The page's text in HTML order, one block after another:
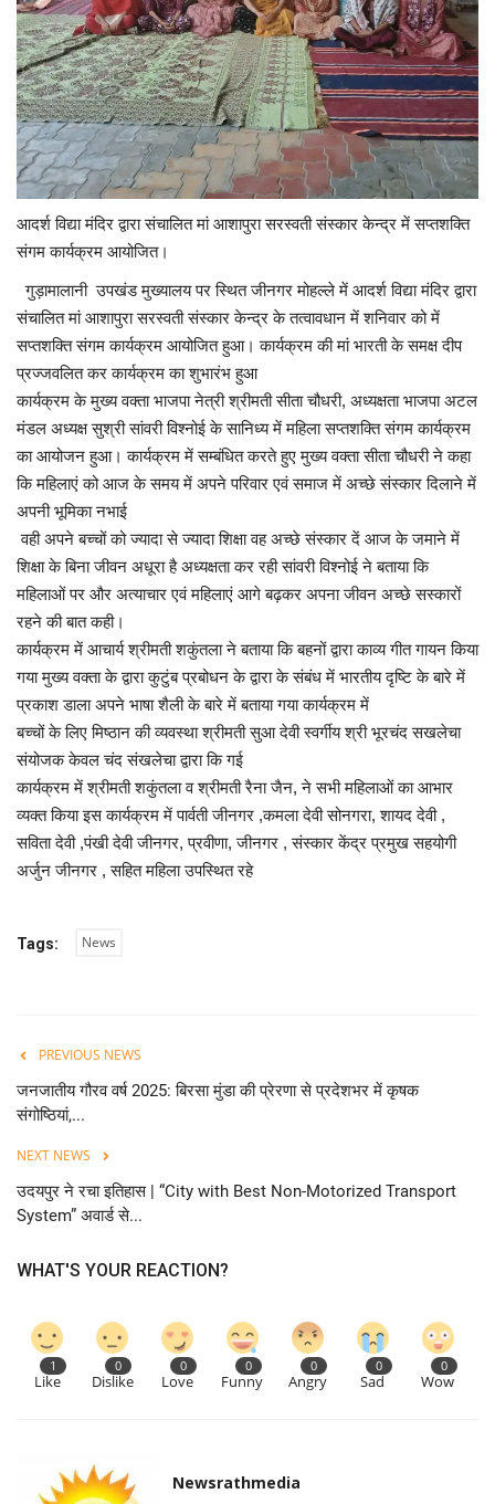
लाईफ & साइंस
जीवन मंत्र
युटीलीटी
शोक समाचार
आदर्श विद्या मंदिर द्वारा संचालित मां आशापुरा सरस्वती संस्कार केन्द्र में सप्तशक्ति
संगम कार्यक्रम आयोजित।
गुड़ामालानी उपखंड मुख्यालय पर स्थित जीनगर मोहल्ले में आदर्श विद्या मंदिर द्वारा
संचालित मां आशापुरा सरस्वती संस्कार केन्द्र के तत्वावधान में शनिवार को में
सप्तशक्ति संगम कार्यक्रम आयोजित हुआ। कार्यक्रम की मां भारती के समक्ष दीप
प्रज्जवलित कर कार्यक्रम का शुभारंभ हुआ
कार्यक्रम के मुख्य वक्ता भाजपा नेत्री श्रीमती सीता चौधरी, अध्यक्षता भाजपा अटल
मंडल अध्यक्ष सुश्री सांवरी विश्नोई के सानिध्य में महिला सप्तशक्ति संगम कार्यक्रम
का आयोजन हुआ। कार्यक्रम में सम्बंधित करते हुए मुख्य वक्ता सीता चौधरी ने कहा
कि महिलाएं को आज के समय में अपने परिवार एवं समाज में अच्छे संस्कार दिलाने में
अपनी भूमिका नभाई
वही अपने बच्चों को ज्यादा से ज्यादा शिक्षा वह अच्छे संस्कार दें आज के जमाने में
शिक्षा के बिना जीवन अधूरा है अध्यक्षता कर रही सांवरी विश्नोई ने बताया कि
महिलाओं पर और अत्याचार एवं महिलाएं आगे बढ़कर अपना जीवन अच्छे सस्कारों
रहने की बात कही।
कार्यक्रम में आचार्य श्रीमती शकुंतला ने बताया कि बहनों द्वारा काव्य गीत गायन किया
गया मुख्य वक्ता के द्वारा कुटुंब प्रबोधन के द्वारा के संबंध में भारतीय दृष्टि के बारे में
प्रकाश डाला अपने भाषा शैली के बारे में बताया गया कार्यक्रम में
बच्चों के लिए मिष्ठान की व्यवस्था श्रीमती सुआ देवी स्वर्गीय श्री भूरचंद सखलेचा
संयोजक केवल चंद संखलेचा द्वारा कि गई
कार्यक्रम में श्रीमती शकुंतला व श्रीमती रैना जैन, ने सभी महिलाओं का आभार
व्यक्त किया इस कार्यक्रम में पार्वती जीनगर ,कमला देवी सोनगरा, शायद देवी ,
सविता देवी ,पंखी देवी जीनगर, प्रवीणा, जीनगर , संस्कार केंद्र प्रमुख सहयोगी
अर्जुन जीनगर , सहित महिला उपस्थित रहे
Tags: News
PREVIOUS NEWS
जनजातीय गौरव वर्ष 2025: बिरसा मुंडा की प्रेरणा से प्रदेशभर में कृषक
संगोष्ठियां,...
NEXT NEWS
उदयपुर ने रचा इतिहास | “City with Best Non-Motorized Transport
System” अवार्ड से...
WHAT'S YOUR REACTION?
1
Like
0
Dislike
0
Love
0
Funny
0
Angry
0
Sad
0
Wow
Newsrathmedia